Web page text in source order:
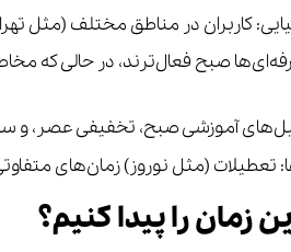
کاربران در مناطق مختلف (مثل
صبح فعال‌ترند، در حالی که
آموزشی صبح، تخفیفی عصر، و
تعطیلات (مثل نوروز) زمان‌های
زمان را پیدا کنیم؟